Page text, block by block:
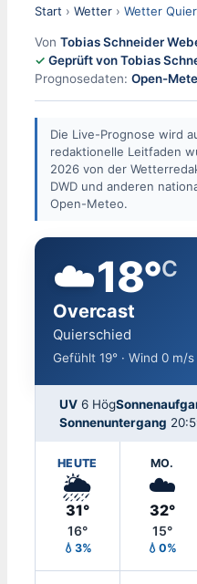
Start › Wetter › Wetter
Von Tobias Schneider
Geprüft von Tobias
Prognosedaten: Open-
Die Live-Prognose wird
redaktionelle Leitfaden
2026 von der
DWD und anderen
Open-Meteo.
☁️18°C
Overcast
Quierschied
Gefühlt 19° · Wind 0 m/
UV 6 Hög
Sonnenuntergang
HEUTE
🌦️
31°
16°
💧3%
MO.
☁️
32°
15°
💧0%